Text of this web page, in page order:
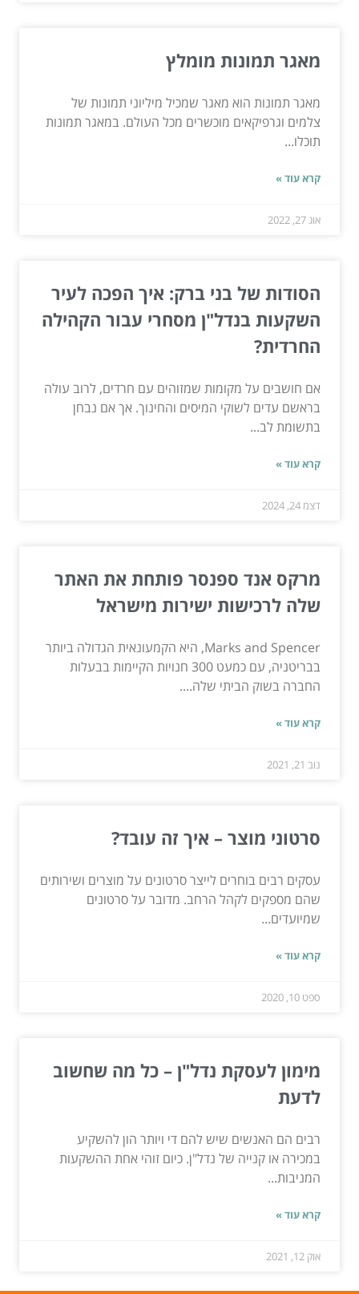
מאגר תמונות מומלץ
מאגר תמונות הוא מאגר שמכיל מיליוני תמונות של
צלמים וגרפיקאים מוכשרים מכל העולם. במאגר תמונות
תוכלו...
קרא עוד »
אוג 27, 2022
הסודות של בני ברק: איך הפכה לעיר
השקעות בנדל"ן מסחרי עבור הקהילה
החרדית?
אם חושבים על מקומות שמזוהים עם חרדים, לרוב עולה
בראשם עדים לשוקי המיסים והחינוך. אך אם נבחן
בתשומת לב...
קרא עוד »
דצמ 24, 2024
מרקס אנד ספנסר פותחת את האתר
שלה לרכישות ישירות מישראל
Marks and Spencer, היא הקמעונאית הגדולה ביותר
בבריטניה, עם כמעט 300 חנויות הקיימות בבעלות
החברה בשוק הביתי שלה....
קרא עוד »
נוב 21, 2021
סרטוני מוצר – איך זה עובד?
עסקים רבים בוחרים לייצר סרטונים על מוצרים ושירותים
שהם מספקים לקהל הרחב. מדובר על סרטונים
שמיועדים...
קרא עוד »
ספט 10, 2020
מימון לעסקת נדל"ן – כל מה שחשוב
לדעת
רבים הם האנשים שיש להם די ויותר הון להשקיע
במכירה או קנייה של נדל"ן. כיום זוהי אחת ההשקעות
המניבות...
קרא עוד »
אוק 12, 2021